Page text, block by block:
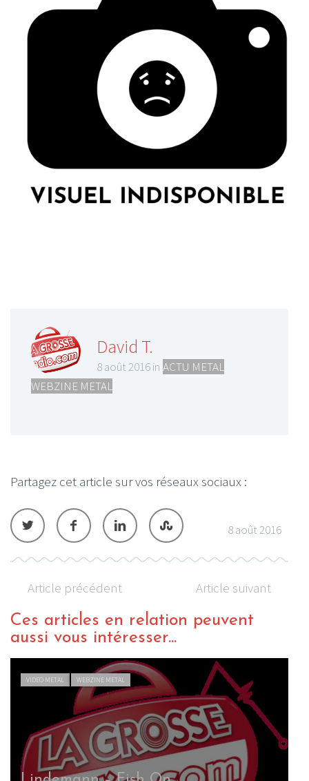
David T.
8 août 2016 in ACTU METAL
WEBZINE METAL
Partagez cet article sur vos réseaux sociaux :
8 août 2016
Article précédent Article suivant
Ces articles en relation peuvent
aussi vous intéresser...
VIDEO METAL WEBZINE METAL